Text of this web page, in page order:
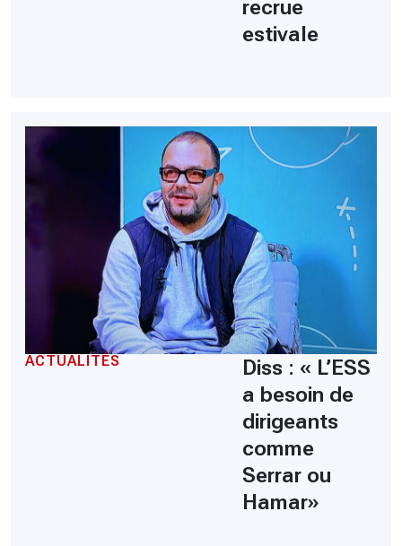
recrue
estivale
ACTUALITÉS
Diss : « L’ESS
a besoin de
dirigeants
comme
Serrar ou
Hamar»